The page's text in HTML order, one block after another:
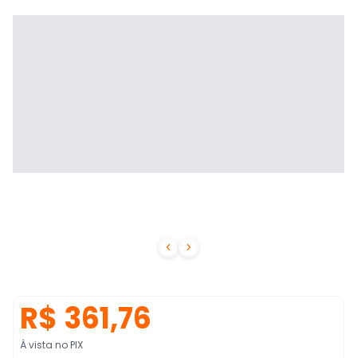
 
R$ 361,76
À vista no PIX